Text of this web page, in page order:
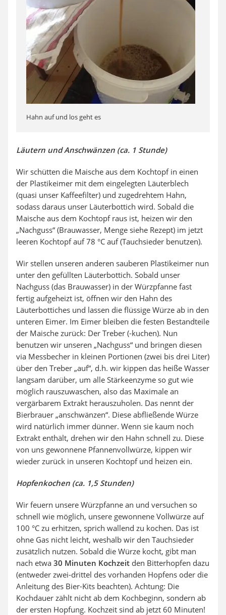
Hahn auf und los geht es
Läutern und Anschwänzen (ca. 1 Stunde)
Wir schütten die Maische aus dem Kochtopf in einen
der Plastikeimer mit dem eingelegten Läuterblech
(quasi unser Kaffeefilter) und zugedrehtem Hahn,
sodass daraus unser Läuterbottich wird. Sobald die
Maische aus dem Kochtopf raus ist, heizen wir den
„Nachguss“ (Brauwasser, Menge siehe Rezept) im jetzt
leeren Kochtopf auf 78 °C auf (Tauchsieder benutzen).
Wir stellen unseren anderen sauberen Plastikeimer nun
unter den gefüllten Läuterbottich. Sobald unser
Nachguss (das Brauwasser) in der Würzpfanne fast
fertig aufgeheizt ist, öffnen wir den Hahn des
Läuterbottiches und lassen die flüssige Würze ab in den
unteren Eimer. Im Eimer bleiben die festen Bestandteile
der Maische zurück: Der Treber (-kuchen). Nun
benutzen wir unseren „Nachguss“ und bringen diesen
via Messbecher in kleinen Portionen (zwei bis drei Liter)
über den Treber „auf“, d.h. wir kippen das heiße Wasser
langsam darüber, um alle Stärkeenzyme so gut wie
möglich rauszuwaschen, also das Maximale an
vergärbarem Extrakt herauszuholen. Das nennt der
Bierbrauer „anschwänzen“. Diese abfließende Würze
wird natürlich immer dünner. Wenn sie kaum noch
Extrakt enthält, drehen wir den Hahn schnell zu. Diese
von uns gewonnene Pfannenvollwürze, kippen wir
wieder zurück in unseren Kochtopf und heizen ein.
Hopfenkochen (ca. 1,5 Stunden)
Wir feuern unsere Würzpfanne an und versuchen so
schnell wie möglich, unsere gewonnene Vollwürze auf
100 °C zu erhitzen, sprich wallend zu kochen. Das ist
ohne Gas nicht leicht, weshalb wir den Tauchsieder
zusätzlich nutzen. Sobald die Würze kocht, gibt man
nach etwa 30 Minuten Kochzeit den Bitterhopfen dazu
(entweder zwei-drittel des vorhanden Hopfens oder die
Anleitung des Bier-Kits beachten). Achtung: Die
Kochdauer zählt nicht ab dem Kochbeginn, sondern ab
der ersten Hopfung. Kochzeit sind ab jetzt 60 Minuten!